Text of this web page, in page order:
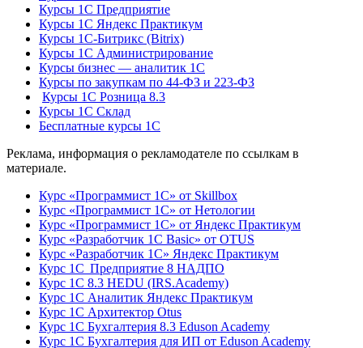
Курсы 1С Предприятие
Курсы 1С Яндекс Практикум
Курсы 1С-Битрикс (Bitrix)
Курсы 1С Администрирование
Курсы бизнес — аналитик 1С
Курсы по закупкам по 44‑ФЗ и 223‑ФЗ
Курсы 1С Розница 8.3
Курсы 1С Склад
Бесплатные курсы 1С
Реклама, информация о рекламодателе по ссылкам в
материале.
Курс «Программист 1С» от Skillbox
Курс «Программист 1С» от Нетологии
Курс «Программист 1С» от Яндекс Практикум
Курс «Разработчик 1С Basic» от OTUS
Курс «Разработчик 1С» Яндекс Практикум
Курс 1С Предприятие 8 НАДПО
Курс 1С 8.3 HEDU (IRS.Academy)
Курс 1С Аналитик Яндекс Практикум
Курс 1С Архитектор Otus
Курс 1С Бухгалтерия 8.3 Eduson Academy
Курс 1С Бухгалтерия для ИП от Eduson Academy